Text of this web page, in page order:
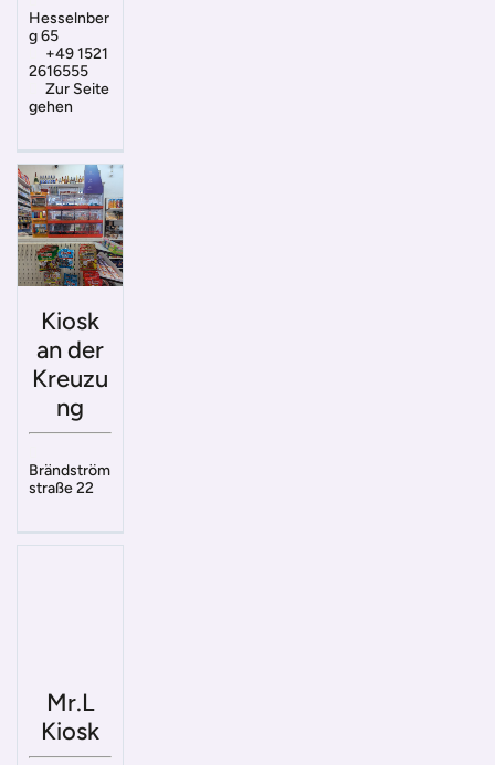
Hesselnber
g 65
+49 1521
2616555
Zur Seite
gehen
Kiosk
an der
Kreuzu
ng
Brändström
straße 22
Mr.L
Kiosk